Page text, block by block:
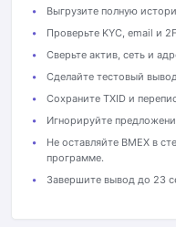
Выгрузите полную
Проверьте KYC, email и
Сверьте актив, сеть и
Сделайте тестовый
Сохраните TXID и
Игнорируйте
Не оставляйте BMEX в
программе.
Завершите вывод до 23